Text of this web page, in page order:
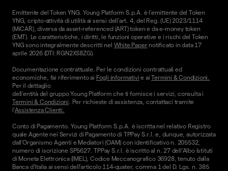
Emittente del Token YNG. Young Platform S.p.A. è l'emittente del Token
YNG, cripto-attività di utilità ai sensi dell'art. 4, del Reg. (UE) 2023/1114
(MiCAR), diversa da asset-referenced (ART) token e da e-money token
(EMT). Le caratteristiche, i diritti, le funzioni operative e i rischi del Token
YNG sono integralmente descritti nel White Papernotificato in data 17
aprile 2026 (DTI: RGN2XS8ZG).
Documentazione contrattuale. Per le condizioni contrattuali ed
economiche, fai riferimento ai Fogli informativi e aiTermini & Condizioni.
Per il dettaglio
dell'entità del gruppo Young Platform che ti fornisce i servizi, consulta i
Termini & Condizioni. Per richieste di assistenza, contattaci tramite
l'Assistenza Clienti.
Conto di Pagamento. Young Platform S.p.A. è iscritta nel relativo Registro
quale Agente nei Servizi di Pagamento di TPPay S.r.l. e, dunque, autorizzata
dall’Organismo Agenti e Mediatori (OAM) con identificativo n. 205532,
numero di iscrizione SP5627. TPPay S.r.l. è iscritto al n. 27 dell’Albo Istituti
di Moneta Elettronica (IMEL), Codice Meccanografico 36928, tenuto dalla
Banca d’Italia ai sensi dell’articolo 114-quater, comma 1 del D. Lgs. n. 385